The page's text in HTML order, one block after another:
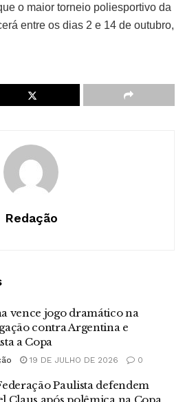
o maior torneio poliesportivo da
entre os dias 2 e 14 de outubro,
Redação
vence jogo dramático na
contra Argentina e
a Copa
19 DE JULHO DE 2026 0
Paulista defendem